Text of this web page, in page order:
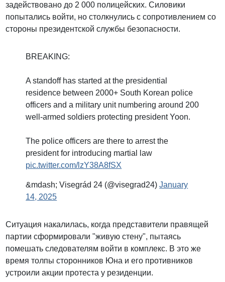
задействовано до 2 000 полицейских. Силовики
попытались войти, но столкнулись с сопротивлением со
стороны президентской службы безопасности.
BREAKING:
A standoff has started at the presidential
residence between 2000+ South Korean police
officers and a military unit numbering around 200
well-armed soldiers protecting president Yoon.
The police officers are there to arrest the
president for introducing martial law
pic.twitter.com/lzY38A8fSX
&mdash; Visegrád 24 (@visegrad24)January
14, 2025
Ситуация накалилась, когда представители правящей
партии сформировали "живую стену", пытаясь
помешать следователям войти в комплекс. В это же
время толпы сторонников Юна и его противников
устроили акции протеста у резиденции.